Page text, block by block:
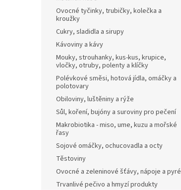
Ovocné tyčinky, trubičky, kolečka a
kroužky
Cukry, sladidla a sirupy
Kávoviny a kávy
Mouky, strouhanky, kus-kus, krupice,
vločky, otruby, polenty a klíčky
Polévkové směsi, hotová jídla, omáčky a
polotovary
Obiloviny, luštěniny a rýže
Sůl, koření, bujóny a suroviny pro pečení
Makrobiotika - miso, ume, kuzu a mořské
řasy
Sojové omáčky, ochucovadla a octy
Těstoviny
Ovocné a zeleninové šťávy, nápoje a pyré
Trvanlivé pečivo a hmyzí produkty